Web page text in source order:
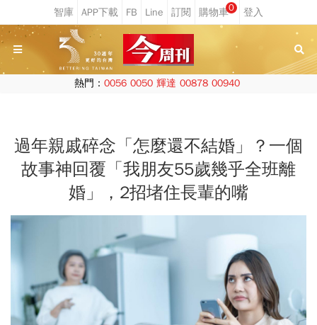
0
熱門： 0056 0050 輝達 00878 00940
過年親戚碎念「怎麼還不結婚」？一個
故事神回覆「我朋友55歲幾乎全班離
婚」，2招堵住長輩的嘴